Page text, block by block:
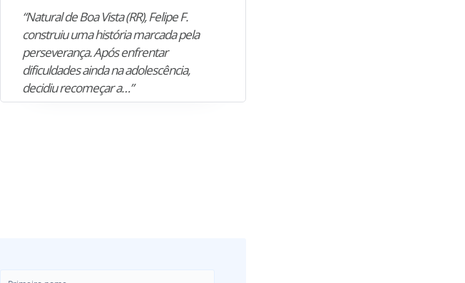
“Natural de Boa Vista (RR), Felipe F.
construiu uma história marcada pela
perseverança. Após enfrentar
dificuldades ainda na adolescência,
decidiu recomeçar a…”